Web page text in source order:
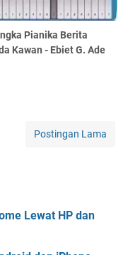
Pianika Berita
Kawan - Ebiet G. Ade
Postingan Lama
Lewat HP dan